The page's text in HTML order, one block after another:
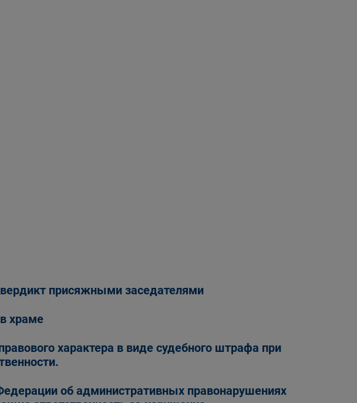
присяжными заседателями
храме
характера в виде судебного штрафа при
об административных правонарушениях